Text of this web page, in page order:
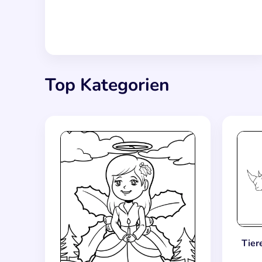
Top Kategorien